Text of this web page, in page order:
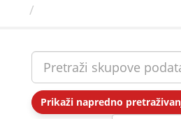
Prikaži napredno